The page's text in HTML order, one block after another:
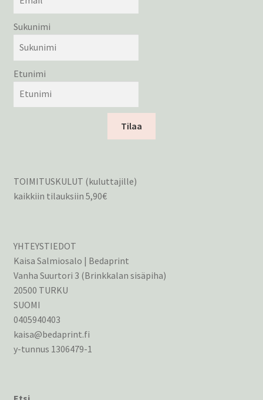
Sukunimi
Etunimi
Tilaa
TOIMITUSKULUT (kuluttajille)
kaikkiin tilauksiin 5,90€
YHTEYSTIEDOT
Kaisa Salmiosalo | Bedaprint
Vanha Suurtori 3 (Brinkkalan sisäpiha)
20500 TURKU
SUOMI
0405940403
kaisa@bedaprint.fi
y-tunnus 1306479-1